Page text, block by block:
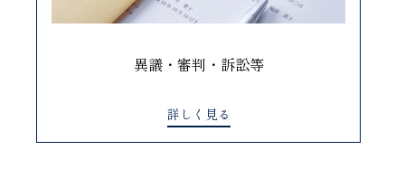
異議・審判・訴訟等
詳しく見る